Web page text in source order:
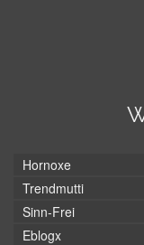
Hornoxe
Trendmutti
Sinn-Frei
Eblogx